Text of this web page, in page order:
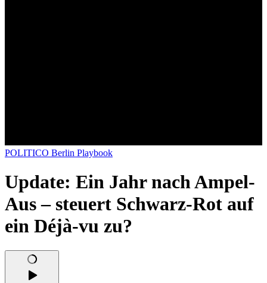
POLITICO Berlin Playbook
Update: Ein Jahr nach Ampel-
Aus – steuert Schwarz-Rot auf
ein Déjà-vu zu?